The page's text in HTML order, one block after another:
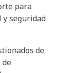
para
y seguridad
de
de